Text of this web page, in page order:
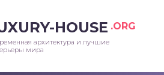
HOUSE .ORG
архитектура и лучшие
мира